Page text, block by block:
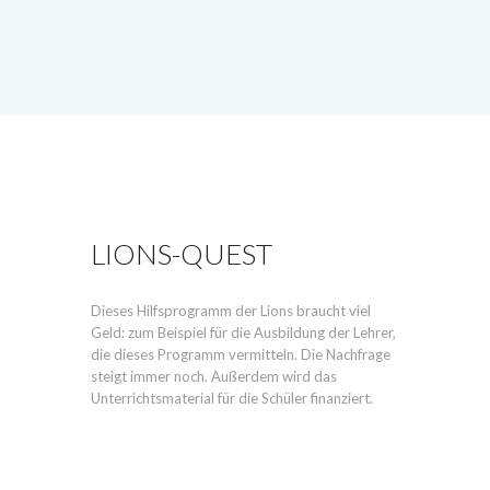
LIONS-QUEST
Dieses Hilfsprogramm der Lions braucht viel
Geld: zum Beispiel für die Ausbildung der Lehrer,
die dieses Programm vermitteln. Die Nachfrage
steigt immer noch. Außerdem wird das
Unterrichtsmaterial für die Schüler finanziert.